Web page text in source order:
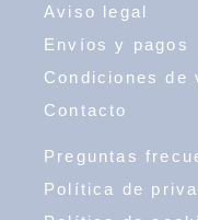
Aviso legal
Envíos y pagos
Condiciones de
Contacto
Preguntas
Política de